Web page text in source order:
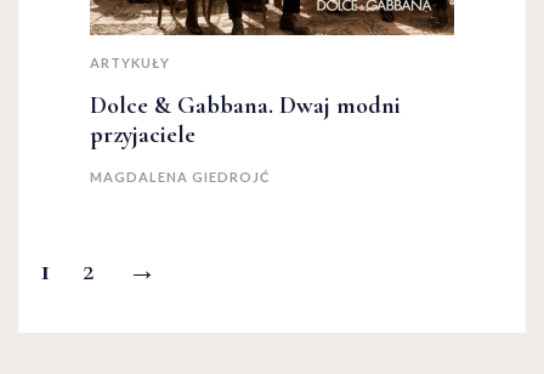
ARTYKUŁY
Dolce & Gabbana. Dwaj modni
przyjaciele
MAGDALENA GIEDROJĆ
1 2 →